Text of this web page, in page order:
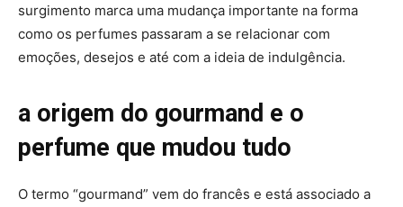
surgimento marca uma mudança importante na forma
como os perfumes passaram a se relacionar com
emoções, desejos e até com a ideia de indulgência.
a origem do gourmand e o
perfume que mudou tudo
O termo “gourmand” vem do francês e está associado a